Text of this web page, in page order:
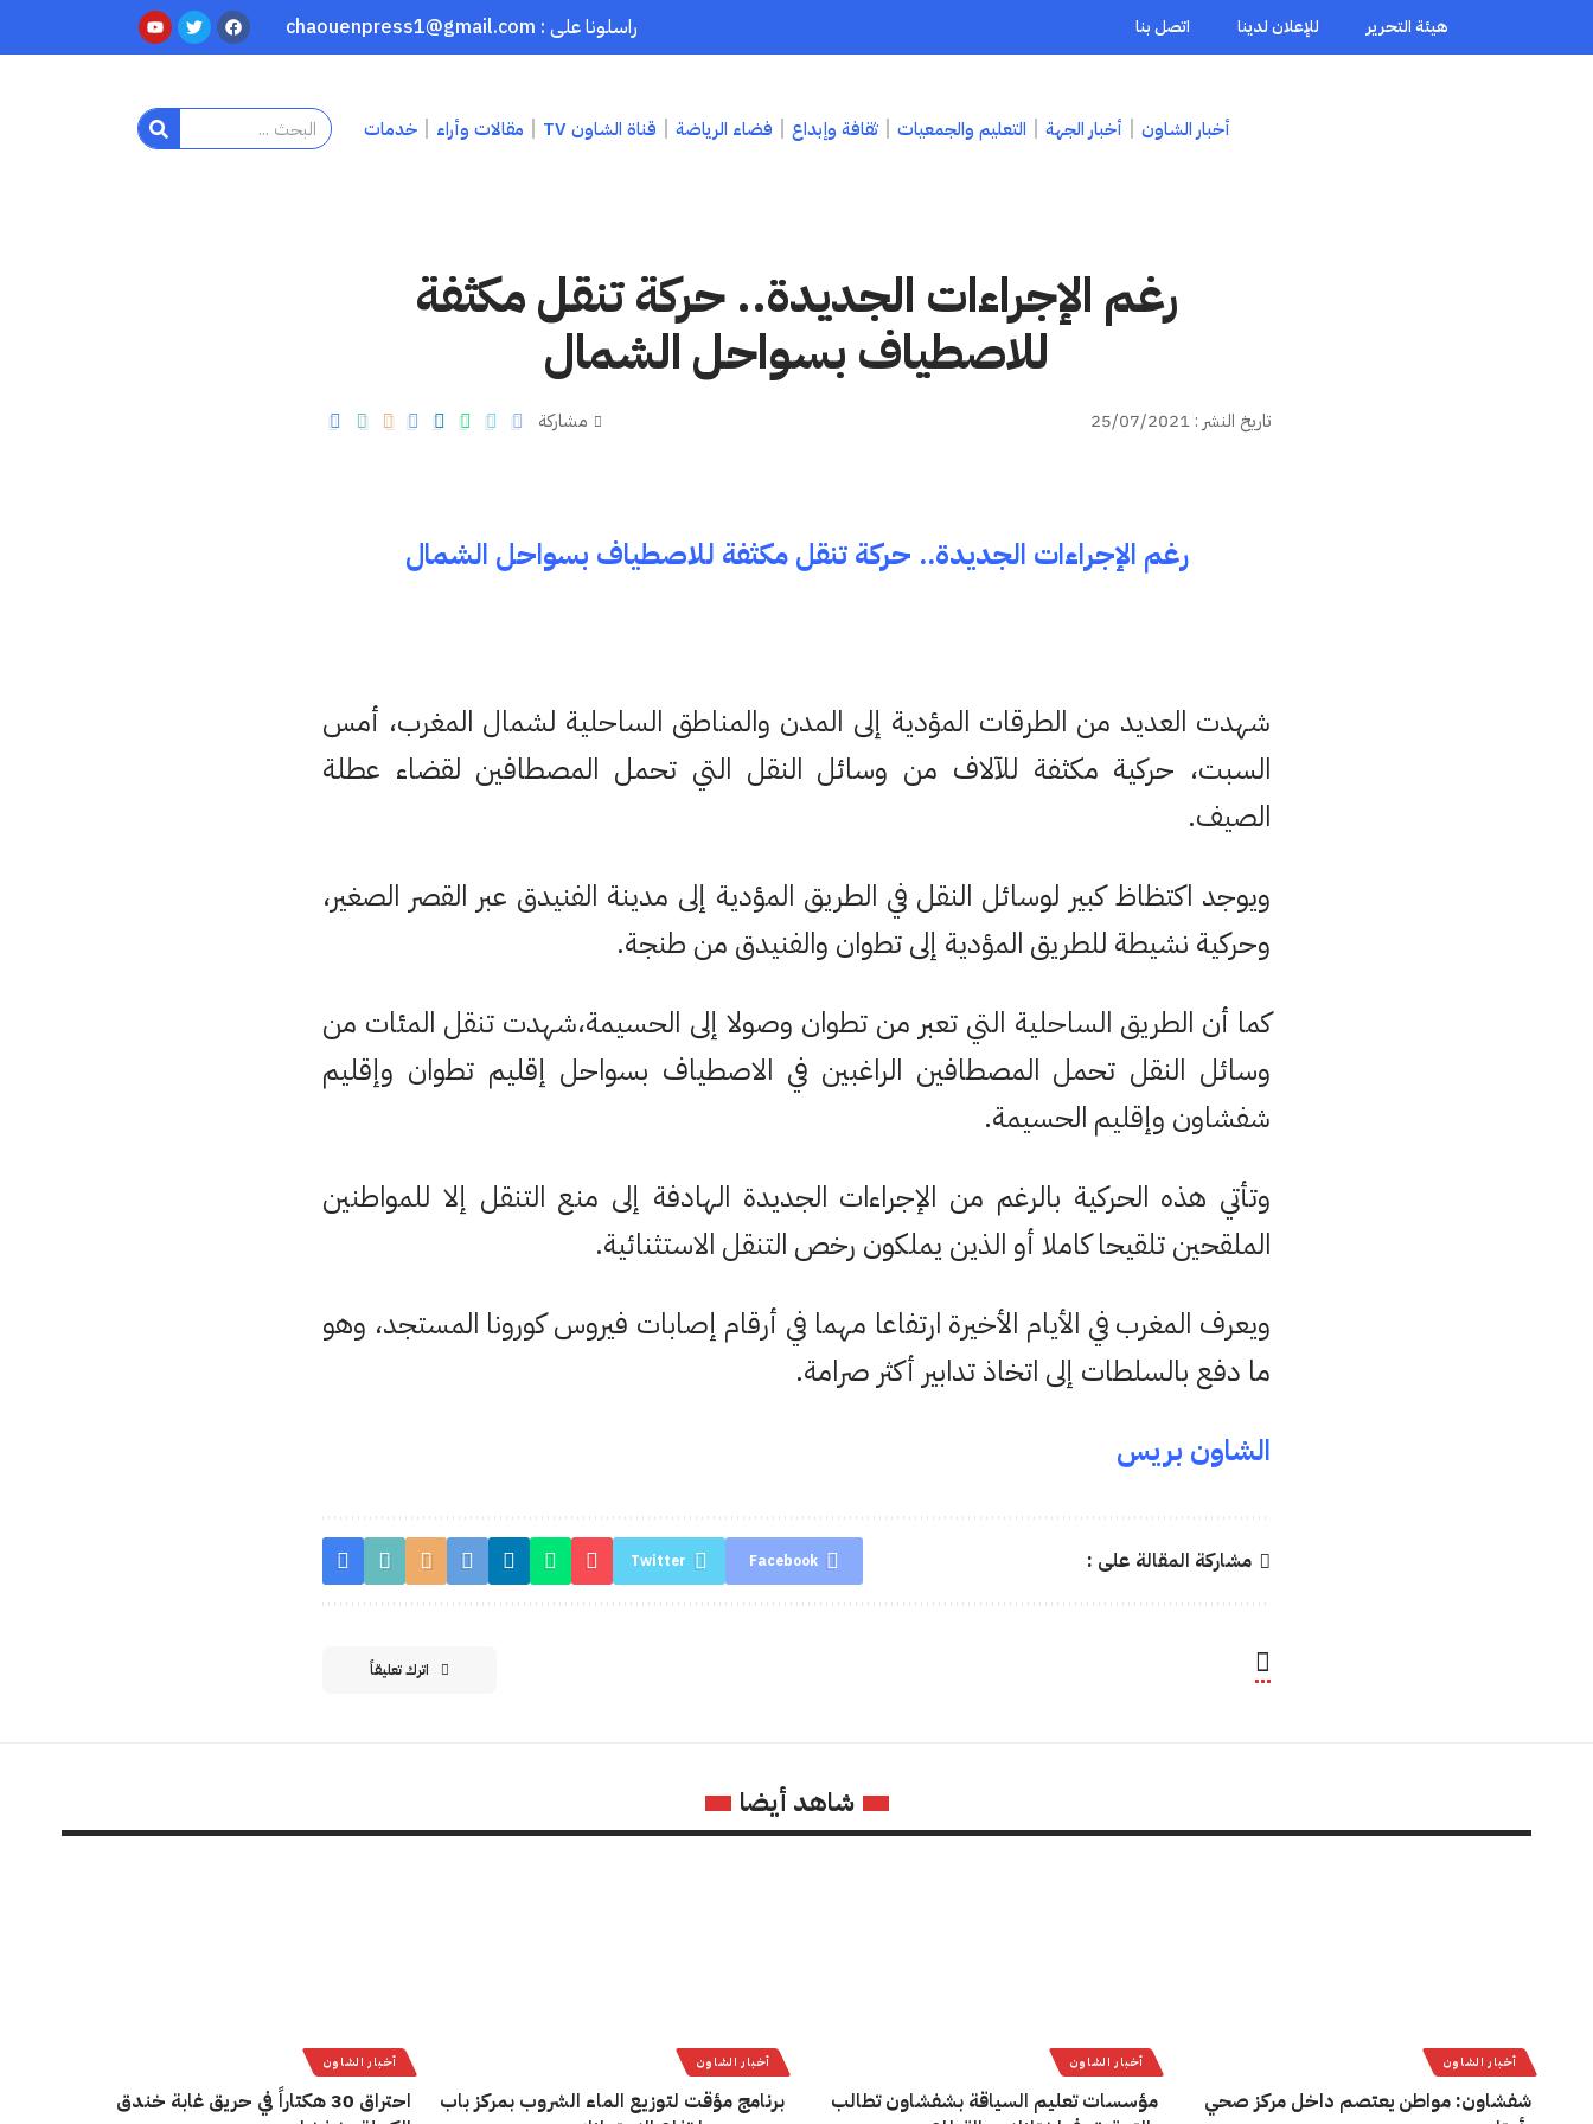
هيئة التحرير للإعلان لدينا اتصل بنا راسلونا على : chaouenpress1@gmail.com
أخبار الشاون أخبار الجهة التعليم والجمعيات ثقافة وإبداع فضاء الرياضة قناة الشاون TV مقالات وأراء خدمات
رغم الإجراءات الجديدة.. حركة تنقل مكثفة
للاصطياف بسواحل الشمال
تاريخ النشر : 25/07/2021 مشاركة
رغم الإجراءات الجديدة.. حركة تنقل مكثفة للاصطياف بسواحل الشمال
شهدت العديد من الطرقات المؤدية إلى المدن والمناطق الساحلية لشمال المغرب، أمس
السبت، حركية مكثفة للآلاف من وسائل النقل التي تحمل المصطافين لقضاء عطلة
الصيف.
ويوجد اكتظاظ كبير لوسائل النقل في الطريق المؤدية إلى مدينة الفنيدق عبر القصر الصغير،
وحركية نشيطة للطريق المؤدية إلى تطوان والفنيدق من طنجة.
كما أن الطريق الساحلية التي تعبر من تطوان وصولا إلى الحسيمة،شهدت تنقل المئات من
وسائل النقل تحمل المصطافين الراغبين في الاصطياف بسواحل إقليم تطوان وإقليم
شفشاون وإقليم الحسيمة.
وتأتي هذه الحركية بالرغم من الإجراءات الجديدة الهادفة إلى منع التنقل إلا للمواطنين
الملقحين تلقيحا كاملا أو الذين يملكون رخص التنقل الاستثنائية.
ويعرف المغرب في الأيام الأخيرة ارتفاعا مهما في أرقام إصابات فيروس كورونا المستجد، وهو
ما دفع بالسلطات إلى اتخاذ تدابير أكثر صرامة.
الشاون بريس
مشاركة المقالة على : Facebook
Twitter
اترك تعليقاً
شاهد أيضا
أخبار الشاون
شفشاون: مواطن يعتصم داخل مركز صحي
أخبار الشاون
مؤسسات تعليم السياقة بشفشاون تطالب
أخبار الشاون
برنامج مؤقت لتوزيع الماء الشروب بمركز باب
أخبار الشاون
احتراق 30 هكتاراً في حريق غابة خندق